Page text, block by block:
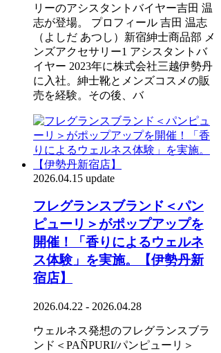
リーのアシスタントバイヤー吉田 温
志が登場。 プロフィール 吉田 温志
（よしだ あつし）新宿紳士商品部 メ
ンズアクセサリー1 アシスタントバ
イヤー 2023年に株式会社三越伊勢丹
に入社。紳士靴とメンズコスメの販
売を経験。その後、バ
2026.04.15 update
フレグランスブランド＜パン
ピューリ＞がポップアップを
開催！「香りによるウェルネ
ス体験」を実施。【伊勢丹新
宿店】
2026.04.22 - 2026.04.28
ウェルネス発想のフレグランスブラ
ンド＜PAÑPURI/パンピューリ＞